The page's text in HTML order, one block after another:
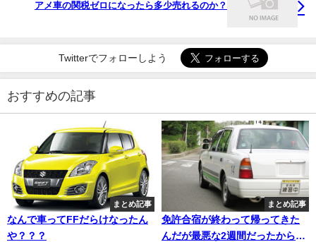
アメ車の関税ゼロになったら多少売れるのか？
Twitterでフォローしよう
おすすめの記事
まとめ記事
なんで車ってFFだらけなったん
や？？？
まとめ記事
免許合宿が終わって帰ってきた
んだが最悪な2週間だったからガ